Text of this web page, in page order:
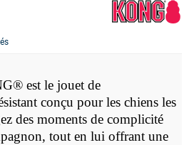
est le jouet de
conçu pour les chiens les
des moments de complicité
tout en lui offrant une